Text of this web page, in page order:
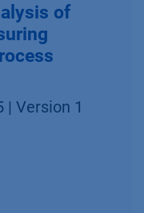
of
| Version 1